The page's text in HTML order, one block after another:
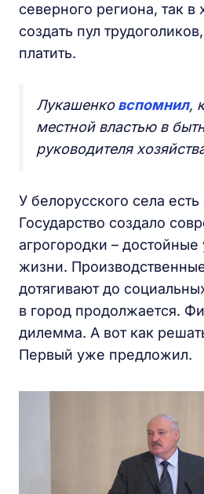
северного региона, так
создать пул
платить.
Лукашенковспомнил,
местной властью в
руководителя
У белорусского села
Государство создало
агрогородки – достойные
жизни.
дотягивают до
в город продолжается.
дилемма. А вот как
Первый уже предложил.